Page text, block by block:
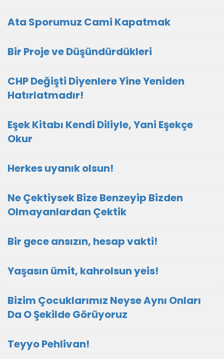
Ata Sporumuz Cami Kapatmak
Bir Proje ve Düşündürdükleri
CHP Değişti Diyenlere Yine Yeniden
Hatırlatmadır!
Eşek Kitabı Kendi Diliyle, Yani Eşekçe
Okur
Herkes uyanık olsun!
Ne Çektiysek Bize Benzeyip Bizden
Olmayanlardan Çektik
Bir gece ansızın, hesap vakti!
Yaşasın ümit, kahrolsun yeis!
Bizim Çocuklarımız Neyse Aynı Onları
Da O Şekilde Görüyoruz
Teyyo Pehlivan!